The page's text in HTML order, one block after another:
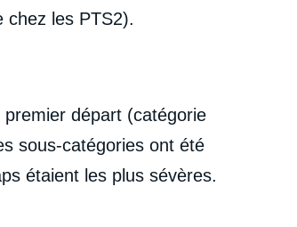
chez les PTS2).
départ (catégorie
sous-catégories ont été
étaient les plus sévères.